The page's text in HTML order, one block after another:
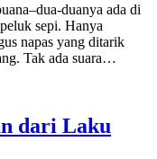
duanya ada di
sepi. Hanya
napas yang ditarik
Tak ada suara…
dari Laku